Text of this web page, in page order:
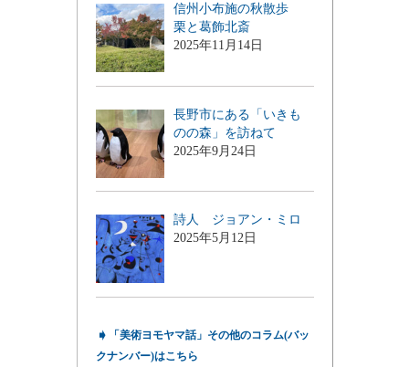
信州小布施の秋散歩
栗と葛飾北斎
2025年11月14日
長野市にある「いきも
のの森」を訪ねて
2025年9月24日
詩人 ジョアン・ミロ
2025年5月12日
➧
「美術ヨモヤマ話」その他のコラム(バッ
クナンバー)はこちら